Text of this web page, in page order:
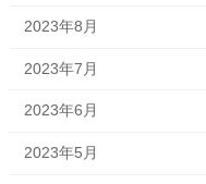
2023年8月
2023年7月
2023年6月
2023年5月